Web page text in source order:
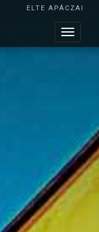
ELTE APÁCZAI